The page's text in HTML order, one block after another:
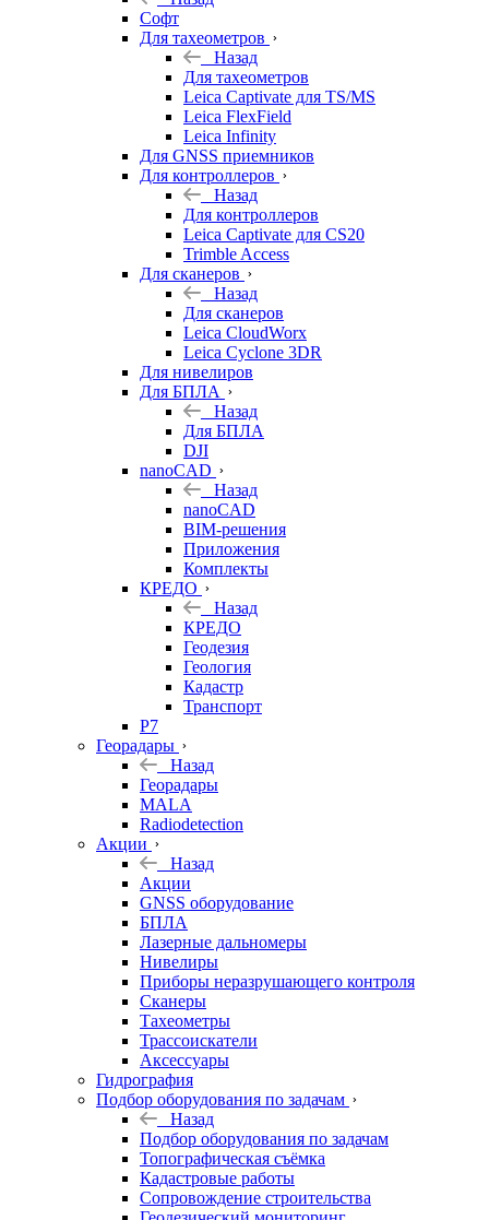
Софт
Для тахеометров
Назад
Для тахеометров
Leica Captivate для TS/MS
Leica FlexField
Leica Infinity
Для GNSS приемников
Для контроллеров
Назад
Для контроллеров
Leica Captivate для CS20
Trimble Access
Для сканеров
Назад
Для сканеров
Leica CloudWorx
Leica Cyclone 3DR
Для нивелиров
Для БПЛА
Назад
Для БПЛА
DJI
nanoCAD
Назад
nanoCAD
BIM-решения
Приложения
Комплекты
КРЕДО
Назад
КРЕДО
Геодезия
Геология
Кадастр
Транспорт
Р7
Георадары
Назад
Георадары
MALA
Radiodetection
Акции
Назад
Акции
GNSS оборудование
БПЛА
Лазерные дальномеры
Нивелиры
Приборы неразрушающего контроля
Сканеры
Тахеометры
Трассоискатели
Аксессуары
Гидрография
Подбор оборудования по задачам
Назад
Подбор оборудования по задачам
Топографическая съёмка
Кадастровые работы
Сопровождение строительства